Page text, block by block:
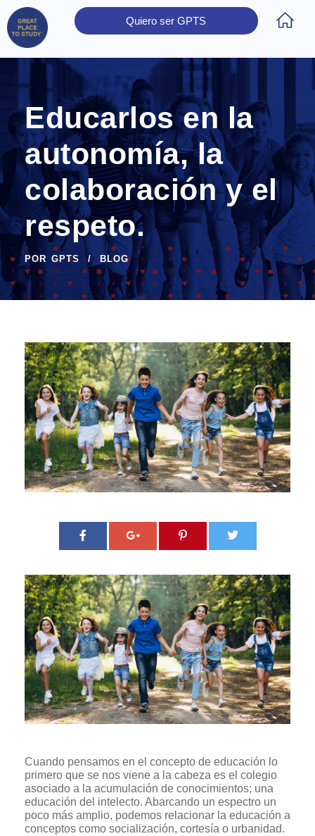
Quiero ser GPTS
Educarlos en la
autonomía, la
colaboración y el
respeto.
POR GPTS BLOG
Cuando pensamos en el concepto de educación lo
primero que se nos viene a la cabeza es el colegio
asociado a la acumulación de conocimientos; una
educación del intelecto. Abarcando un espectro un
poco más amplio, podemos relacionar la educación a
conceptos como socialización, cortesía o urbanidad.